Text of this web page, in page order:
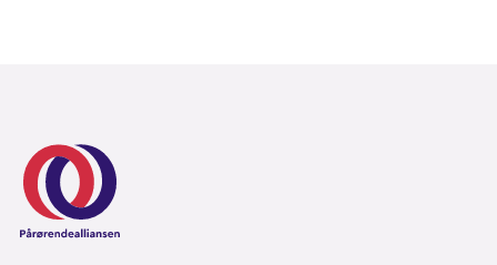
Pårørendealliansen